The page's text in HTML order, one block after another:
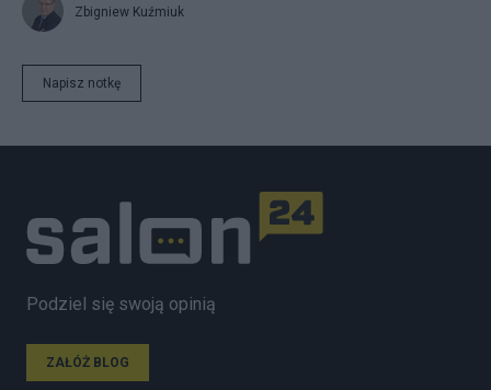
Zbigniew Kuźmiuk
Napisz notkę
Podziel się swoją opinią
ZAŁÓŻ BLOG